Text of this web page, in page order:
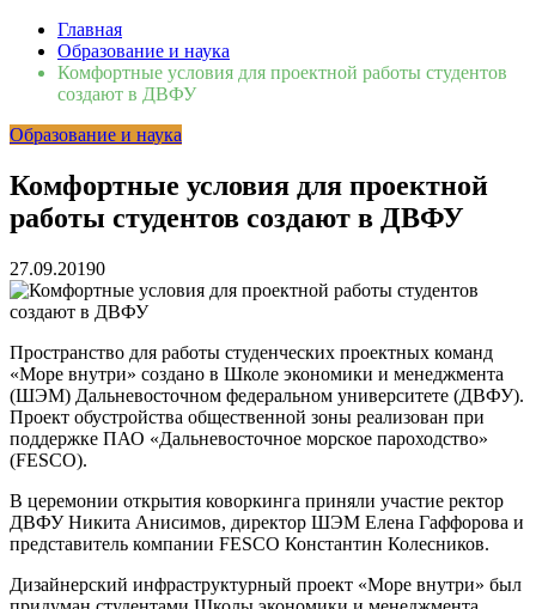
Главная
Образование и наука
Комфортные условия для проектной работы студентов
создают в ДВФУ
Образование и наука
Комфортные условия для проектной
работы студентов создают в ДВФУ
27.09.20190
Пространство для работы студенческих проектных команд
«Море внутри» создано в Школе экономики и менеджмента
(ШЭМ) Дальневосточном федеральном университете (ДВФУ).
Проект обустройства общественной зоны реализован при
поддержке ПАО «Дальневосточное морское пароходство»
(FESCO).
В церемонии открытия коворкинга приняли участие ректор
ДВФУ Никита Анисимов, директор ШЭМ Елена Гаффорова и
представитель компании FESCO Константин Колесников.
Дизайнерский инфраструктурный проект «Море внутри» был